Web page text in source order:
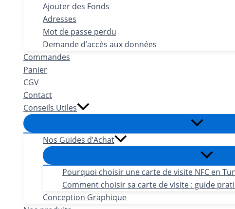
Ajouter des Fonds
Adresses
Mot de passe perdu
Demande d’accès aux données
Commandes
Panier
CGV
Contact
Conseils Utiles
Nos Guides d’Achat
Pourquoi choisir une carte de visite NFC en
Comment choisir sa carte de visite : guide
Conception Graphique